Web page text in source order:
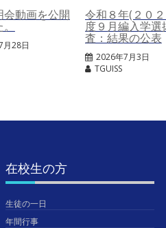
会動画を公開
月28日
令和８年(２０
度９月編入学選
査：結果の公表
2026年7月3日
TGUISS
在校生の方
生徒の一日
年間行事